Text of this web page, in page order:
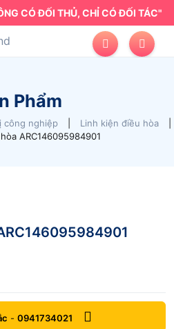
CÓ ĐỐI THỦ, CHỈ CÓ ĐỐI TÁC"
Phẩm
công nghiệp Linh kiện điều hòa
ARC146095984901
- 0941734021